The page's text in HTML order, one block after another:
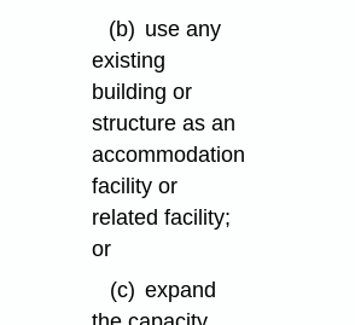
(b) use any
existing
building or
structure as an
accommodation
facility or
related facility;
or
(c) expand